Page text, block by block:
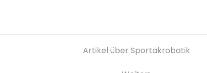
Artikel über Sportakrobatik